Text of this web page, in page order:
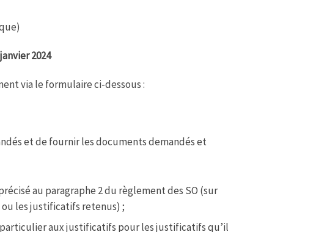
2024
via le formulaire ci-dessous :
et de fournir les documents demandés et
au paragraphe 2 du règlement des SO (sur
les justificatifs retenus) ;
aux justificatifs pour les justificatifs qu’il